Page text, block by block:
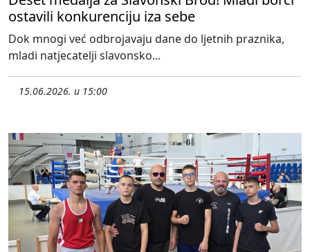
ostavili konkurenciju iza sebe
Dok mnogi već odbrojavaju dane do ljetnih praznika,
mladi natjecatelji slavonsko...
15.06.2026. u 15:00